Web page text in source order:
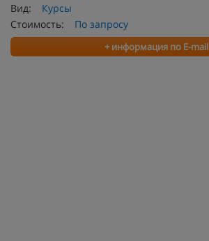
Вид:
Курсы
Стоимость:
По запросу
+ информация по E-mail